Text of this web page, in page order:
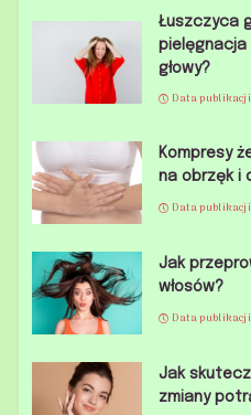
Łuszczyca
pielęgnacja
głowy?
Data
Kompresy
na obrzęk i
Data
Jak
włosów?
Data
Jak
zmiany